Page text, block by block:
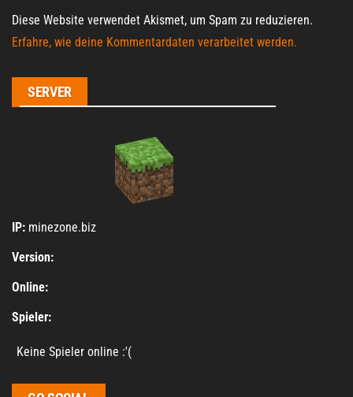
Diese Website verwendet Akismet, um Spam zu reduzieren.
Erfahre, wie deine Kommentardaten verarbeitet werden.
SERVER
IP: minezone.biz
Version:
Online:
Spieler:
Keine Spieler online :'(